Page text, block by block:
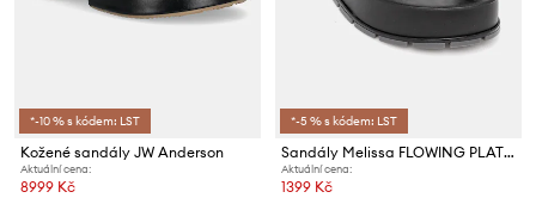
*-10 % s kódem: LST
Kožené sandály JW Anderson
Aktuální cena:
8999 Kč
*-5 % s kódem: LST
Sandály Melissa FLOWING PLATFORM DENIM
Aktuální cena:
1399 Kč